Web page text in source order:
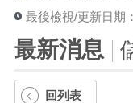
最後檢視/更新日期
最新消息
回列表